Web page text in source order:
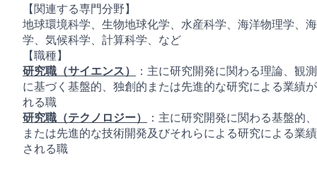
【関連する専門分野】
地球環境科学、生物地球化学、水産科学、海洋物理学、
学、気候科学、計算科学、など
【職種】
研究職（サイエンス）
：主に研究開発に関わる理論、観
に基づく基盤的、独創的または先進的な研究による業績
れる職
研究職（テクノロジー）
：主に研究開発に関わる基盤的
または先進的な技術開発及びそれらによる研究による業
される職